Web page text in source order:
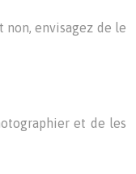
envisagez de le
et de les